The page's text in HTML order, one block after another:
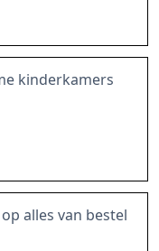
kinderkamers
alles van bestel